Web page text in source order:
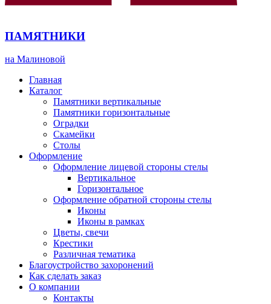
ПАМЯТНИКИ
на Малиновой
Главная
Каталог
Памятники вертикальные
Памятники горизонтальные
Оградки
Скамейки
Столы
Оформление
Оформление лицевой стороны стелы
Вертикальное
Горизонтальное
Оформление обратной стороны стелы
Иконы
Иконы в рамках
Цветы, свечи
Крестики
Различная тематика
Благоустройство захоронений
Как сделать заказ
О компании
Контакты